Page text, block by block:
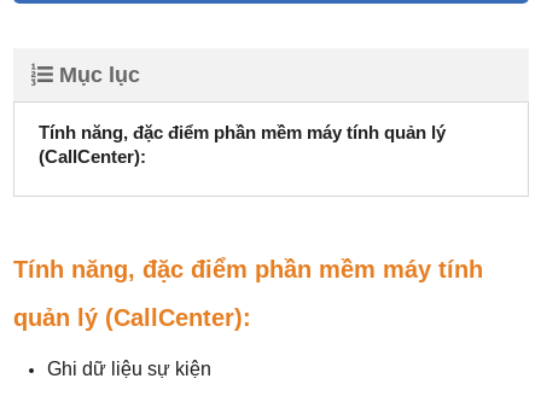
Mục lục
Tính năng, đặc điểm phần mềm máy tính quản lý
(CallCenter):
Tính năng, đặc điểm phần mềm máy tính
quản lý (CallCenter):
Ghi dữ liệu sự kiện